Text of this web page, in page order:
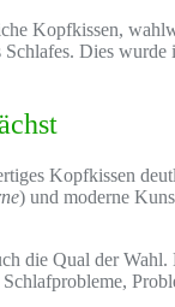
Kopfkissen,
Dies
Kopfkissen
) und moderne
die Qual der